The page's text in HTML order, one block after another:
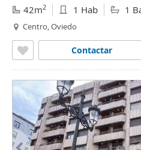
42m2 1 Hab 1
Centro, Oviedo
Contactar